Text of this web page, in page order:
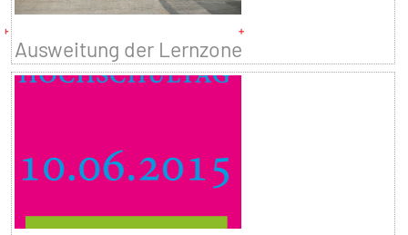
Ausweitung der Lernzone